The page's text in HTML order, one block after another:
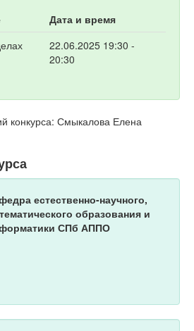
Дата и время
22.06.2025 19:30 -
20:30
конкурса: Смыкалова Елена
естественно-научного,
образования и
СПб АППО